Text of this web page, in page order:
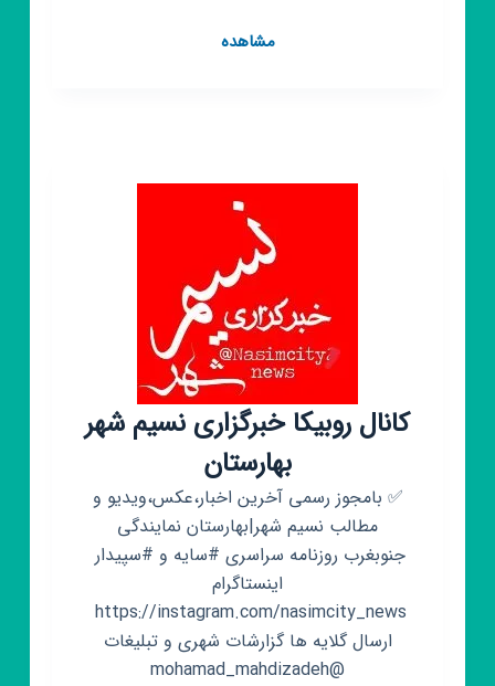
مشاهدهکانال
کانال روبیکا خبرگزاری نسیم شهر
بهارستان
✅ بامجوز رسمی آخرین اخبار،عکس،ویدیو و
مطالب نسیم شهر|بهارستان نمایندگی
جنوبغرب روزنامه سراسری #سایه و #سپیدار ‌
اینستاگرام
ارسال گلایه ها گزارشات شهری و تبلیغات
@mohamad_mahdizadeh